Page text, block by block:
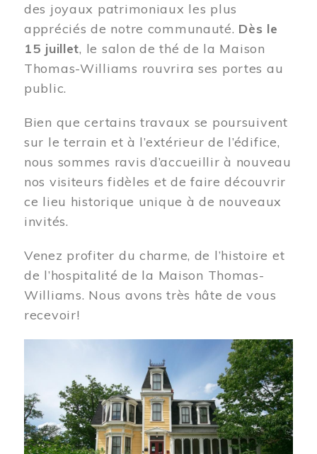
des joyaux patrimoniaux les plus
appréciés de notre communauté. Dès le
15 juillet, le salon de thé de la Maison
Thomas-Williams rouvrira ses portes au
public.
Bien que certains travaux se poursuivent
sur le terrain et à l’extérieur de l’édifice,
nous sommes ravis d’accueillir à nouveau
nos visiteurs fidèles et de faire découvrir
ce lieu historique unique à de nouveaux
invités.
Venez profiter du charme, de l’histoire et
de l’hospitalité de la Maison Thomas-
Williams. Nous avons très hâte de vous
recevoir!